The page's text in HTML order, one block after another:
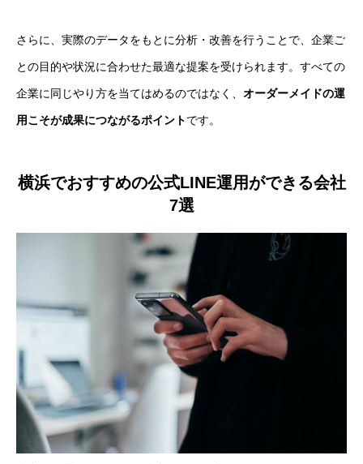
さらに、実際のデータをもとに分析・改善を行うことで、企業ご
との目的や状況に合わせた最適な提案を受けられます。すべての
企業に同じやり方を当てはめるのではなく、 オーダーメイドの運
用こそが成果につながるポイントです。
横浜でおすすめの公式LINE運用ができる会社
7選